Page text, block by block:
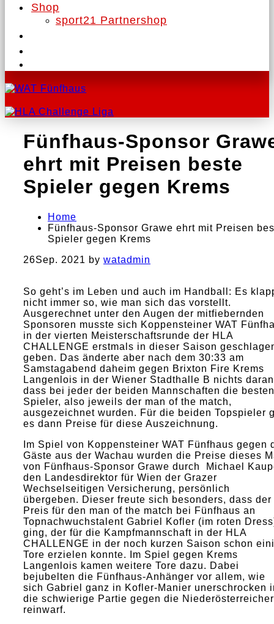
Shop
sport21 Partnershop
Fünfhaus-Sponsor
ehrt mit Preisen beste
Spieler gegen Krems
Home
Fünfhaus-Sponsor Grawe ehrt mit Preisen
Spieler gegen Krems
26Sep. 2021 by watadmin
So geht’s im Leben und auch im Handball: Es
nicht immer so, wie man sich das vorstellt.
Ausgerechnet unter den Augen der mitfiebernden
Sponsoren musste sich Koppensteiner WAT
in der vierten Meisterschaftsrunde der HLA
CHALLENGE erstmals in dieser Saison
geben. Das änderte aber nach dem 30:33 am
Samstagabend daheim gegen Brixton Fire Krems
Langenlois in der Wiener Stadthalle B nichts
dass bei jeder der beiden Mannschaften die besten
Spieler, also jeweils der man of the match,
ausgezeichnet wurden. Für die beiden Topspieler
es dann Preise für diese Auszeichnung.
Im Spiel von Koppensteiner WAT Fünfhaus gegen
Gäste aus der Wachau wurden die Preise dieses
von Fünfhaus-Sponsor Grawe durch Michael
den Landesdirektor für Wien der Grazer
Wechselseitigen Versicherung, persönlich
übergeben. Dieser freute sich besonders, dass der
Preis für den man of the match bei Fünfhaus an
Topnachwuchstalent Gabriel Kofler (im roten
ging, der für die Kampfmannschaft in der HLA
CHALLENGE in der noch kurzen Saison schon
Tore erzielen konnte. Im Spiel gegen Krems
Langenlois kamen weitere Tore dazu. Dabei
bejubelten die Fünfhaus-Anhänger vor allem, wie
sich Gabriel ganz in Kofler-Manier unerschrocken
die schwierige Partie gegen die Niederösterreicher
reinwarf.